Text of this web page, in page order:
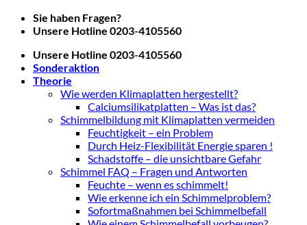
Zum
Inhalt
Sie haben Fragen?
Unsere Hotline 0203-4105560
Unsere Hotline 0203-4105560
Sonderaktion
Theorie
Wie werden Klimaplatten hergestellt?
Calciumsilikatplatten – Was ist das?
Schimmelbildung mit Klimaplatten vermeiden
Feuchtigkeit – ein Problem
Durch Heiz-Flexibilität Energie sparen !
Schadstoffe – die unsichtbare Gefahr
Schimmel FAQ – Fragen und Antworten
Feuchte – wenn es schimmelt!
Wie erkenne ich ein Schimmelproblem?
Sofortmaßnahmen bei Schimmelbefall